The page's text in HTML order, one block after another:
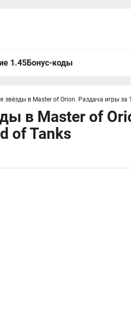
1.45Бонус-коды
звёзды в Master of Orion. Раздача игры за
в Master of
of Tanks